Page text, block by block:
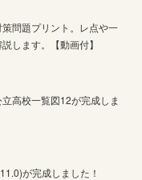
問題プリント。レ点や一
します。【動画付】
高校一覧図12が完成しま
が完成しました！